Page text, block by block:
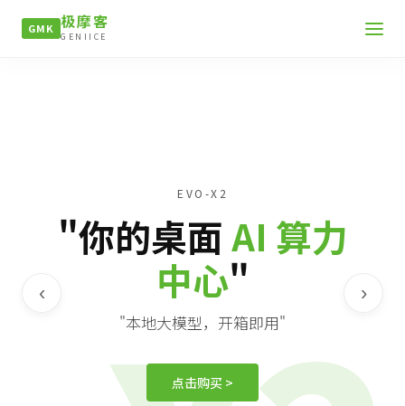
GMK 极摩客
GENIICE
EVO-X2
"你的桌面AI 算力
中心"
"本地大模型，开箱即用"
点击购买 >
‹ ›